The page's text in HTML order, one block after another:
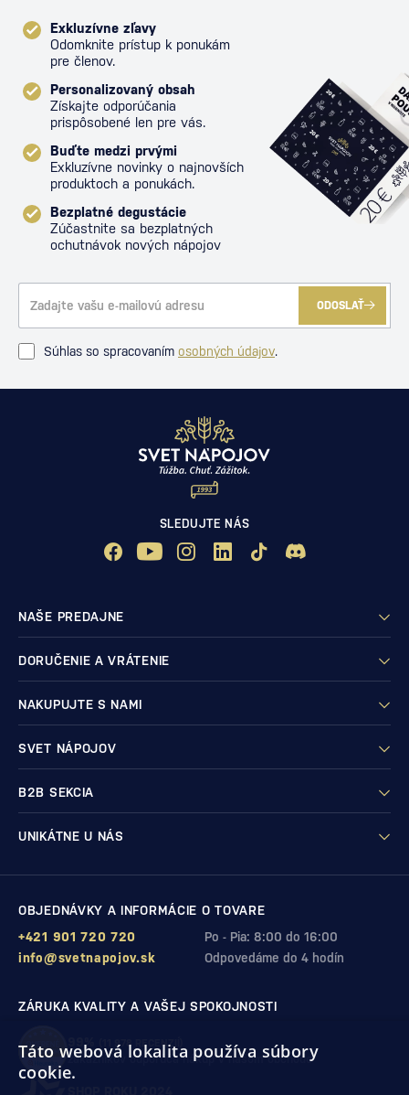
Exkluzívne zľavy
Odomknite prístup k ponukám
pre členov.
Personalizovaný obsah
Získajte odporúčania
prispôsobené len pre vás.
Buďte medzi prvými
Exkluzívne novinky o najnovších
produktoch a ponukách.
Bezplatné degustácie
Zúčastnite sa bezplatných
ochutnávok nových nápojov
ODOSLAŤ
Súhlas so spracovaním osobných údajov.
SLEDUJTE NÁS
NAŠE PREDAJNE
DORUČENIE A VRÁTENIE
NAKUPUJTE S NAMI
SVET NÁPOJOV
B2B SEKCIA
UNIKÁTNE U NÁS
OBJEDNÁVKY A INFORMÁCIE O TOVARE
Po - Pia: 8:00 do 16:00
+421 901 720 720
Odpovedáme do 4 hodín
info@svetnapojov.sk
ZÁRUKA KVALITY A VAŠEJ SPOKOJNOSTI
99% (11 978 RECENZIÍ)
zákazníkov odporúča nákup v našom obchode
Táto webová lokalita používa súbory
cookie.